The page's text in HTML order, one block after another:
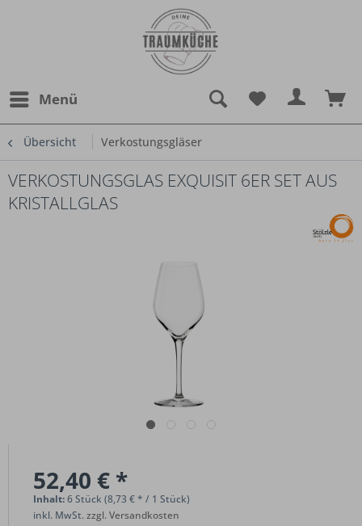
Menü
Übersicht Verkostungsgläser
VERKOSTUNGSGLAS EXQUISIT 6ER SET AUS
KRISTALLGLAS
52,40 € *
Inhalt:6 Stück (8,73 € * / 1 Stück)
inkl. MwSt.zzgl. Versandkosten